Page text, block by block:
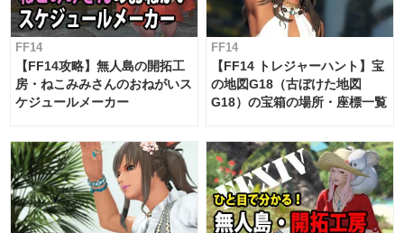
FF14
【FF14攻略】無人島の開拓工
房・ねこみみさんのおねがいス
ケジュールメーカー
FF14
【FF14 トレジャーハント】宝
の地図G18（古ぼけた地図
G18）の宝箱の場所・座標一覧